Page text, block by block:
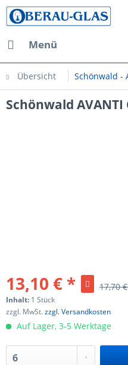
Menü
Übersicht Schönwald -
Schönwald AVANTI
13,10 € * 17,70
Inhalt: 1 Stück
zzgl. MwSt.zzgl. Versandkosten
Auf Lager, 3-5 Werktage